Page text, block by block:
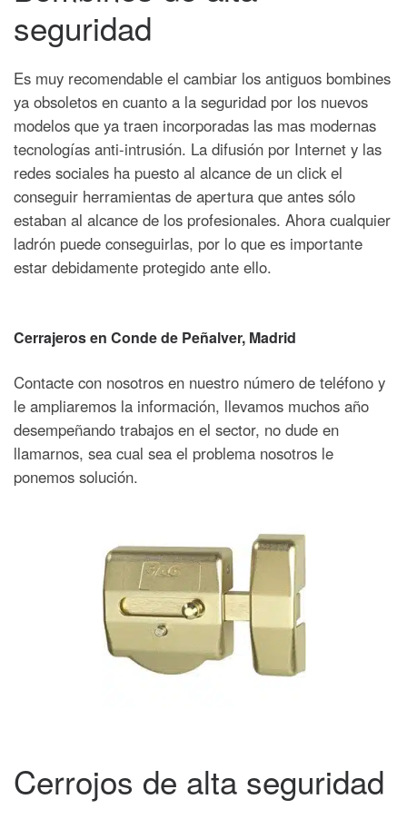
seguridad
Es muy recomendable el cambiar los antiguos bombines
ya obsoletos en cuanto a la seguridad por los nuevos
modelos que ya traen incorporadas las mas modernas
tecnologías anti-intrusión. La difusión por Internet y las
redes sociales ha puesto al alcance de un click el
conseguir herramientas de apertura que antes sólo
estaban al alcance de los profesionales. Ahora cualquier
ladrón puede conseguirlas, por lo que es importante
estar debidamente protegido ante ello.
Cerrajeros en Conde de Peñalver, Madrid
Contacte con nosotros en nuestro número de teléfono y
le ampliaremos la información, llevamos muchos año
desempeñando trabajos en el sector, no dude en
llamarnos, sea cual sea el problema nosotros le
ponemos solución.
Cerrojos de alta seguridad